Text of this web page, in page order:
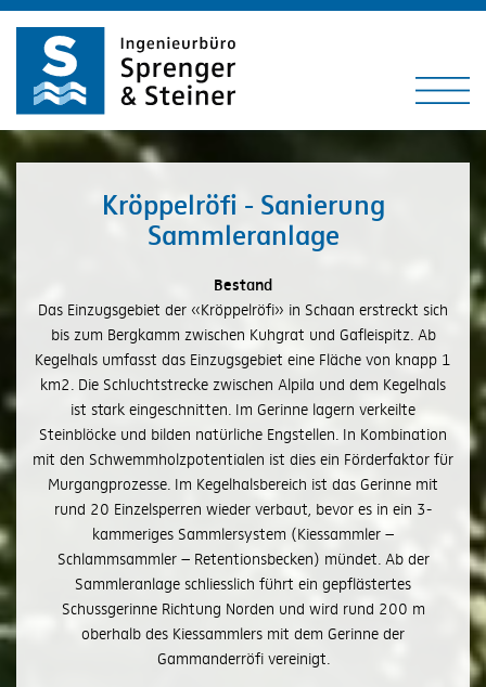
springen
Navigation
springen
Menu
Kröppelröfi - Sanierung
Sammleranlage
Bestand
Das Einzugsgebiet der «Kröppelröfi» in Schaan erstreckt sich
bis zum Bergkamm zwischen Kuhgrat und Gafleispitz. Ab
Kegelhals umfasst das Einzugsgebiet eine Fläche von knapp 1
km2. Die Schluchtstrecke zwischen Alpila und dem Kegelhals
ist stark eingeschnitten. Im Gerinne lagern verkeilte
Steinblöcke und bilden natürliche Engstellen. In Kombination
mit den Schwemmholzpotentialen ist dies ein Förderfaktor für
Murgangprozesse. Im Kegelhalsbereich ist das Gerinne mit
rund 20 Einzelsperren wieder verbaut, bevor es in ein 3-
kammeriges Sammlersystem (Kiessammler –
Schlammsammler – Retentionsbecken) mündet. Ab der
Sammleranlage schliesslich führt ein gepflästertes
Schussgerinne Richtung Norden und wird rund 200 m
oberhalb des Kiessammlers mit dem Gerinne der
Gammanderröfi vereinigt.